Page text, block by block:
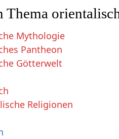
Thema
Mythologie
Pantheon
Götterwelt
Religionen